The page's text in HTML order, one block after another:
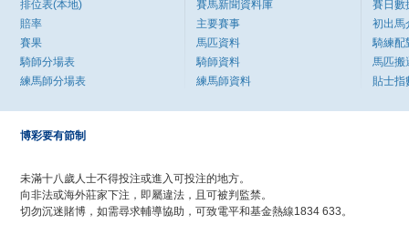
排位表(本地)
賠率
賽果
騎師分場表
練馬師分場表
賽馬新聞資料庫
主要賽事
馬匹資料
騎師資料
練馬師資料
賽日數
初出馬
騎練配
馬匹搬
貼士指
博彩要有節制
未滿十八歲人士不得投注或進入可投注的地方。
向非法或海外莊家下注，即屬違法，且可被判監禁。
切勿沉迷賭博，如需尋求輔導協助，可致電平和基金熱線1834 633。